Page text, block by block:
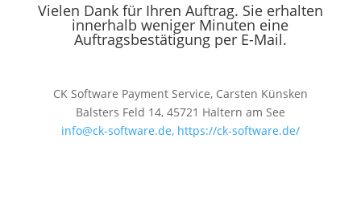
Vielen Dank für Ihren Auftrag. Sie erhalten
innerhalb weniger Minuten eine
Auftragsbestätigung per E-Mail.
CK Software Payment Service, Carsten Künsken
Balsters Feld 14, 45721 Haltern am See
info@ck-software.de, https://ck-software.de/